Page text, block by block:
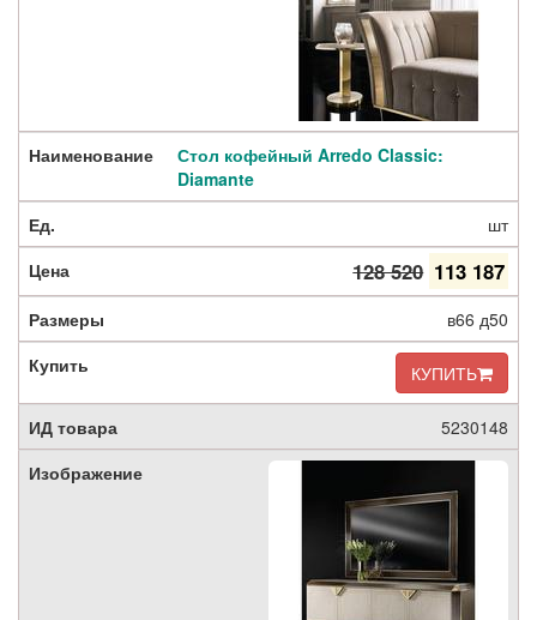
Стол кофейный Arredo Classic:
Diamante
шт
128 520 113 187
в66 д50
КУПИТЬ
5230148